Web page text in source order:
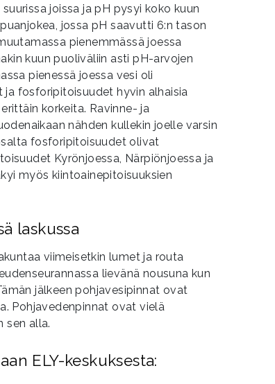
joissa ja pH pysyi koko kuun
jossa pH saavutti 6:n tason
pienemmässä joessa
kuun puoliväliin asti pH-arvojen
pienessä joessa vesi oli
fosforipitoisuudet hyvin alhaisia
korkeita. Ravinne- ja
nähden kullekin joelle varsin
fosforipitoisuudet olivat
Kyrönjoessa, Närpiönjoessa ja
myös kiintoainepitoisuuksien
laskussa
viimeisetkin lumet ja routa
lievänä nousuna kun
jälkeen pohjavesipinnat ovat
Pohjavedenpinnat ovat vielä
sen alla.
ELY-keskuksesta: